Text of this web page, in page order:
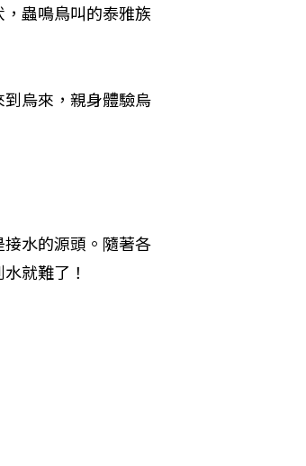
蟲鳴鳥叫的泰雅族
烏來，親身體驗烏
水的源頭。隨著各
就難了！